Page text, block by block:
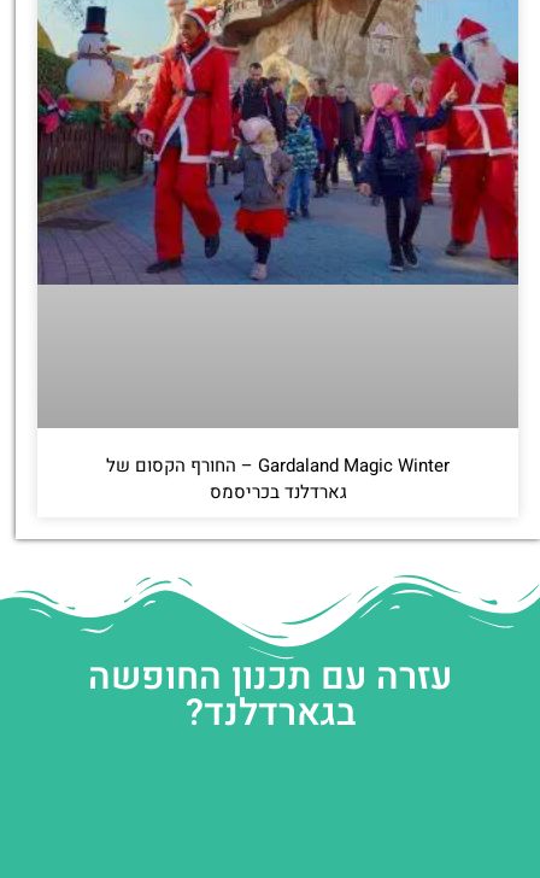
Gardaland Magic Winter – החורף הקסום של
גארדלנד בכריסמס
עזרה עם תכנון החופשה
בגארדלנד?